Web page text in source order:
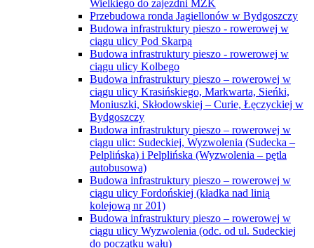
Wielkiego do zajezdni MZK
Przebudowa ronda Jagiellonów w Bydgoszczy
Budowa infrastruktury pieszo - rowerowej w
ciągu ulicy Pod Skarpą
Budowa infrastruktury pieszo - rowerowej w
ciągu ulicy Kolbego
Budowa infrastruktury pieszo – rowerowej w
ciągu ulicy Krasińskiego, Markwarta, Sieńki,
Moniuszki, Skłodowskiej – Curie, Łęczyckiej w
Bydgoszczy
Budowa infrastruktury pieszo – rowerowej w
ciągu ulic: Sudeckiej, Wyzwolenia (Sudecka –
Pelplińska) i Pelplińska (Wyzwolenia – pętla
autobusowa)
Budowa infrastruktury pieszo – rowerowej w
ciągu ulicy Fordońskiej (kładka nad linią
kolejową nr 201)
Budowa infrastruktury pieszo – rowerowej w
ciągu ulicy Wyzwolenia (odc. od ul. Sudeckiej
do początku wału)